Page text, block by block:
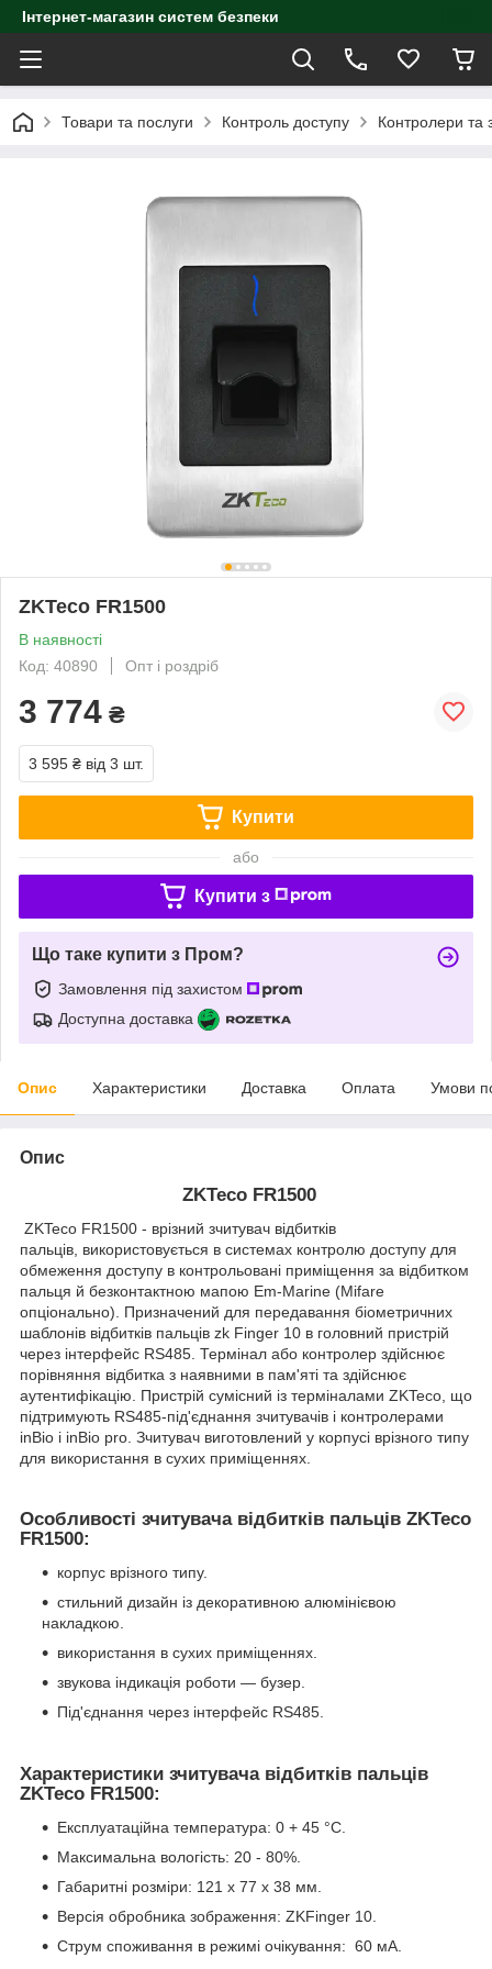
Інтернет-магазин систем безпеки
Товари та послуги Контроль доступу Контролери та
ZKTeco FR1500
В наявності
Код: 40890
Опт і роздріб
3 774 ₴
3 595 ₴ від 3 шт.
Купити
або
Купити з
Що таке купити з Пром?
Замовлення під захистом
Доступна доставка
Опис Характеристики Доставка Оплата Умови
Опис
ZKTeco FR1500
ZKTeco FR1500 - врізний зчитувач відбитків
пальців, використовується в системах контролю доступу для
обмеження доступу в контрольовані приміщення за відбитком
пальця й безконтактною мапою Em-Marine (Mifare
опціонально). Призначений для передавання біометричних
шаблонів відбитків пальців zk Finger 10 в головний пристрій
через інтерфейс RS485. Термінал або контролер здійснює
порівняння відбитка з наявними в пам'яті та здійснює
аутентифікацію. Пристрій сумісний із терміналами ZKTeco, що
підтримують RS485-під'єднання зчитувачів і контролерами
inBio і inBio pro. Зчитувач виготовлений у корпусі врізного типу
для використання в сухих приміщеннях.
Особливості зчитувача відбитків пальців ZKTeco
FR1500:
корпус врізного типу.
стильний дизайн із декоративною алюмінієвою
накладкою.
використання в сухих приміщеннях.
звукова індикація роботи — бузер.
Під'єднання через інтерфейс RS485.
Характеристики зчитувача відбитків пальців
ZKTeco FR1500:
Експлуатаційна температура: 0 + 45 °C.
Максимальна вологість: 20 - 80%.
Габаритні розміри: 121 х 77 х 38 мм.
Версія обробника зображення: ZKFinger 10.
Струм споживання в режимі очікування: 60 мА.